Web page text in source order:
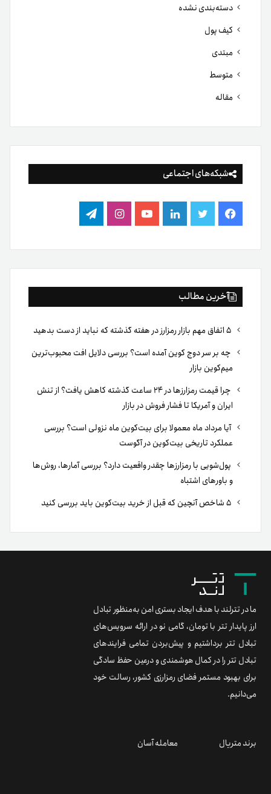
دسته‌بندی نشده
کیف پول
مبتدی
متوسط
مقاله
شبکه‌های اجتماعی
فیس
بوک
توییتر لینکدینیوتیوباینستاگرام
تلگرام
آخرین مطالب
چه بر سر دوج کوین آمده است؟ بررسی دلایل افت محبوب‌ترین
میم‌کوین بازار
چرا قیمت رمزارزها در ۲۴ ساعت گذشته کاهش یافت؟ از تنش
ایران و آمریکا تا فشار فروش در بازار
آیا مرداد ماه معمولا برای بیت‌کوین ماه نزولی است؟ بررسی
عملکرد تاریخی بیت‌کوین در آگوست
پول‌شویی با رمزارزها چقدر واقعیت دارد؟ بررسی آمارها، روش‌ها
و باورهای اشتباه
ما در تترلند با هدف ایجاد بستری امن به‌منظور تبادل
ارز پایدار تتر با تومان، گامی نو در ارائه سرویس‌های
تبادل تتر برداشتیم و پیش‌بردن تمامی فرایندهای
تبادل تتر را در کمال هوشمندی و درعین حفظ سادگی
برای بهبود مستمر فضای رمزارزی کشور، رسالت خود
می‌دانیم.
برند متریال معامله آسان